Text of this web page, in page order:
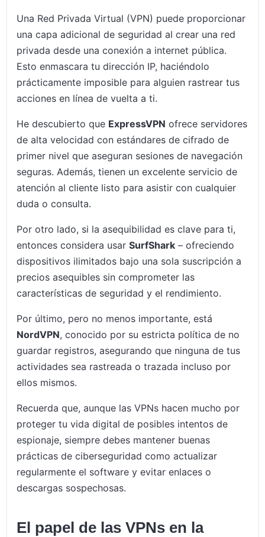
Una Red Privada Virtual (VPN) puede proporcionar
una capa adicional de seguridad al crear una red
privada desde una conexión a internet pública.
Esto enmascara tu dirección IP, haciéndolo
prácticamente imposible para alguien rastrear tus
acciones en línea de vuelta a ti.
He descubierto que ExpressVPN ofrece servidores
de alta velocidad con estándares de cifrado de
primer nivel que aseguran sesiones de navegación
seguras. Además, tienen un excelente servicio de
atención al cliente listo para asistir con cualquier
duda o consulta.
Por otro lado, si la asequibilidad es clave para ti,
entonces considera usarSurfShark – ofreciendo
dispositivos ilimitados bajo una sola suscripción a
precios asequibles sin comprometer las
características de seguridad y el rendimiento.
Por último, pero no menos importante, está
NordVPN, conocido por su estricta política de no
guardar registros, asegurando que ninguna de tus
actividades sea rastreada o trazada incluso por
ellos mismos.
Recuerda que, aunque las VPNs hacen mucho por
proteger tu vida digital de posibles intentos de
espionaje, siempre debes mantener buenas
prácticas de ciberseguridad como actualizar
regularmente el software y evitar enlaces o
descargas sospechosas.
El papel de las VPNs en la